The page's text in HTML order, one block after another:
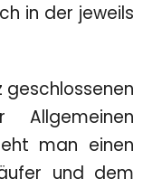
in der jeweils
geschlossenen
man einen
und dem